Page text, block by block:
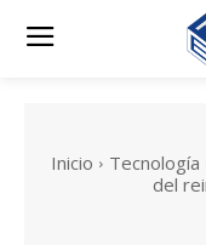
Inicio Tecnología
del